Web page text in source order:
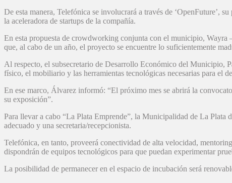
De esta manera, Telefónica se involucrará a través de ‘OpenFuture’,
la aceleradora de startups de la compañía.
En esta propuesta de crowdworking conjunta con el municipio, Wayra
que, al cabo de un año, el proyecto se encuentre lo suficientemente
Al respecto, el subsecretario de Desarrollo Económico del Municipio,
físico, el mobiliario y las herramientas tecnológicas necesarias para el
En ese marco, Álvarez informó: “El próximo mes se abrirá la
su exposición”.
Para llevar a cabo “La Plata Emprende”, la Municipalidad de La
adecuado y una secretaria/recepcionista.
Telefónica, en tanto, proveerá conectividad de alta velocidad,
dispondrán de equipos tecnológicos para que puedan experimentar
La posibilidad de permanecer en el espacio de incubación será